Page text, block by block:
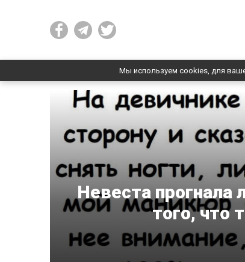
Мы используем cookies, для
Невеста прогнала
того, что